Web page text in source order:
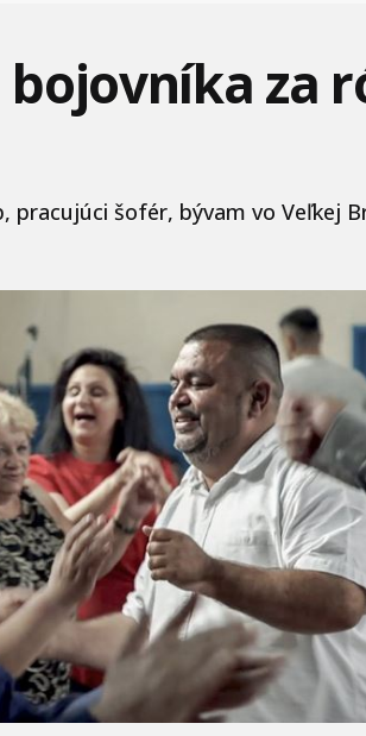
za
pracujúci šofér, bývam vo Veľkej